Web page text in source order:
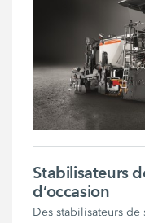
Stabilisateurs
d’occasion
Des stabilisateurs